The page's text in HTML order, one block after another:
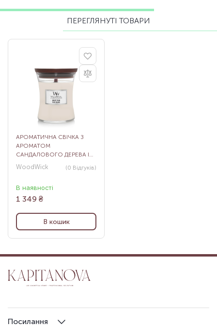
ПЕРЕГЛЯНУТІ ТОВАРИ
АРОМАТИЧНА СВІЧКА З
АРОМАТОМ
САНДАЛОВОГО ДЕРЕВА І
ДУБА WOODWICK MEDIUM
WoodWick (0 Відгуків)
В наявності
1 349 ₴
В кошик
Посилання